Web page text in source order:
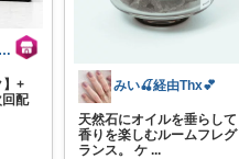
ARAK楽天市場店 公式
】+
回配
みい🍒経由Thx💕
天然石にオイルを垂らして
香りを楽しむルームフレグ
ランス。 ケ ...